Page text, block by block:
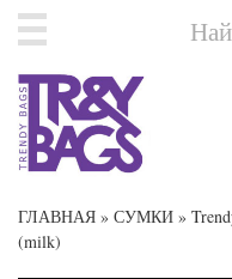
ГЛАВНАЯ » СУМКИ »
(milk)